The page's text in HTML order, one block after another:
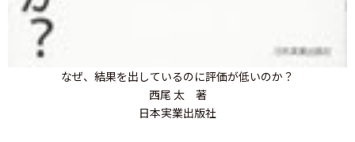
なぜ、結果を出しているのに評価が低いのか？
西尾 太 著
日本実業出版社